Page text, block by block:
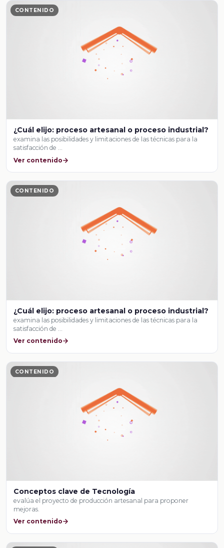
CONTENIDO
¿Cuál elijo: proceso artesanal o proceso industrial?
examina las posibilidades y limitaciones de las técnicas para la
satisfacción de …
Ver contenido
CONTENIDO
¿Cuál elijo: proceso artesanal o proceso industrial?
examina las posibilidades y limitaciones de las técnicas para la
satisfacción de …
Ver contenido
CONTENIDO
Conceptos clave de Tecnología
evalúa el proyecto de producción artesanal para proponer
mejoras.
Ver contenido